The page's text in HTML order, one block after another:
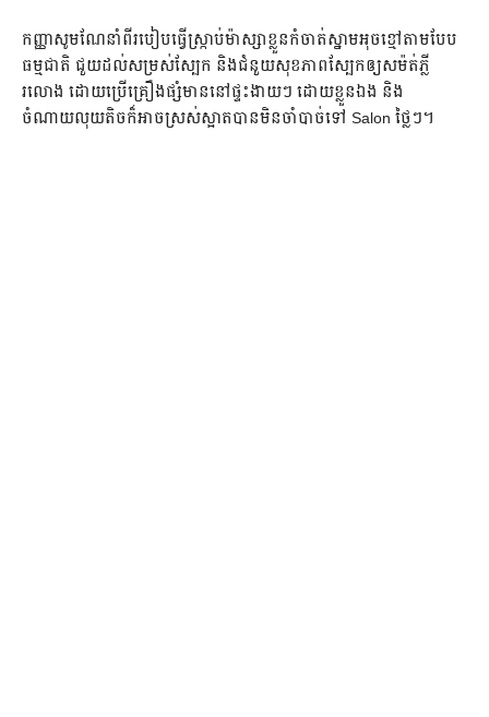
កញ្ញាសូមណែនាំពីរបៀបធ្វើស្ក្រាប់ម៉ាស្សាខ្លួនកំចាត់ស្នាមអុចខ្មៅតាមបែប
ធម្មជាតិ ជួយដល់សម្រស់ស្បែក និងជំនួយសុខភាពស្បែកឲ្យសម៉ត់ភ្លី
រលោង ដោយប្រើគ្រឿងផ្សំមាននៅផ្ទះងាយៗ ដោយខ្លួនឯង និង
ចំណាយលុយតិចក៏អាចស្រស់ស្អាតបានមិនចាំបាច់ទៅ Salon ថ្លៃៗ។